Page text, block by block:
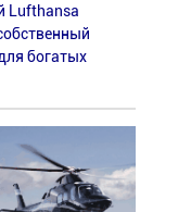
Lufthansa
богатых